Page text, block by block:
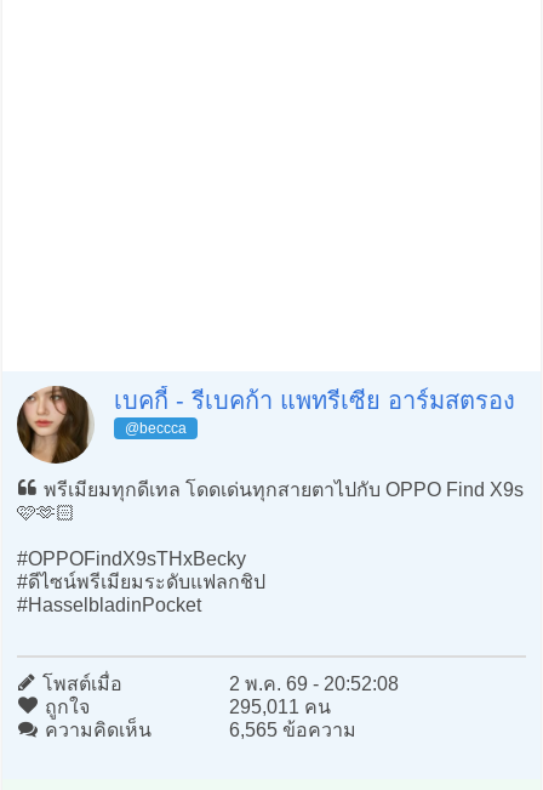
เบคกี้ - รีเบคก้า แพทรีเซีย อาร์มสตรอง
@beccca
พรีเมียมทุกดีเทล โดดเด่นทุกสายตาไปกับ OPPO Find X9s
🩷🫶🏻
#OPPOFindX9sTHxBecky
#ดีไซน์พรีเมียมระดับแฟลกชิป
#HasselbladinPocket
โพสต์เมื่อ
2 พ.ค. 69 - 20:52:08
ถูกใจ
295,011 คน
ความคิดเห็น
6,565 ข้อความ